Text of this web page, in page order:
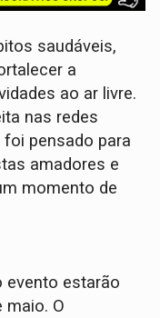
saudáveis,
a
ao ar livre.
nas redes
pensado para
amadores e
momento de
evento estarão
maio. O